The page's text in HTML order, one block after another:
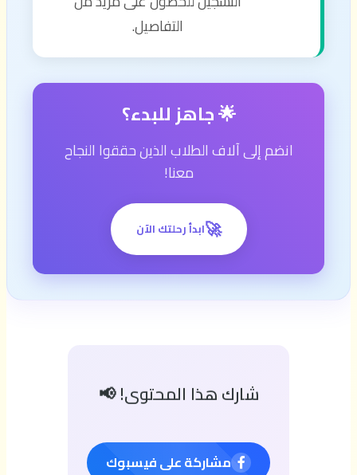
التفاصيل.
🌟 جاهز للبدء؟
انضم إلى آلاف الطلاب الذين حققوا النجاح
معنا!
🚀ابدأ رحلتك الآن
شارك هذا المحتوى! 📢
مشاركة على فيسبوك